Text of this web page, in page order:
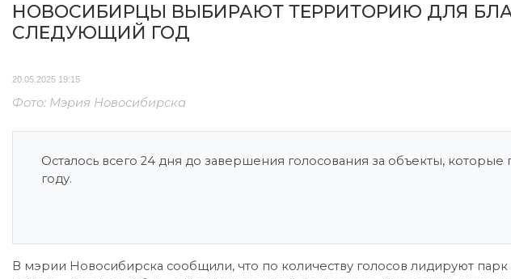
НОВОСИБИРЦЫ ВЫБИРАЮТ ТЕРРИТОРИЮ ДЛЯ
СЛЕДУЮЩИЙ ГОД
20.05.2025 19:15
Фото: Мэрия Новосибирска
Осталось всего 24 дня до завершения голосования за объекты, которые
году.
В мэрии Новосибирска сообщили, что по количеству голосов лидируют